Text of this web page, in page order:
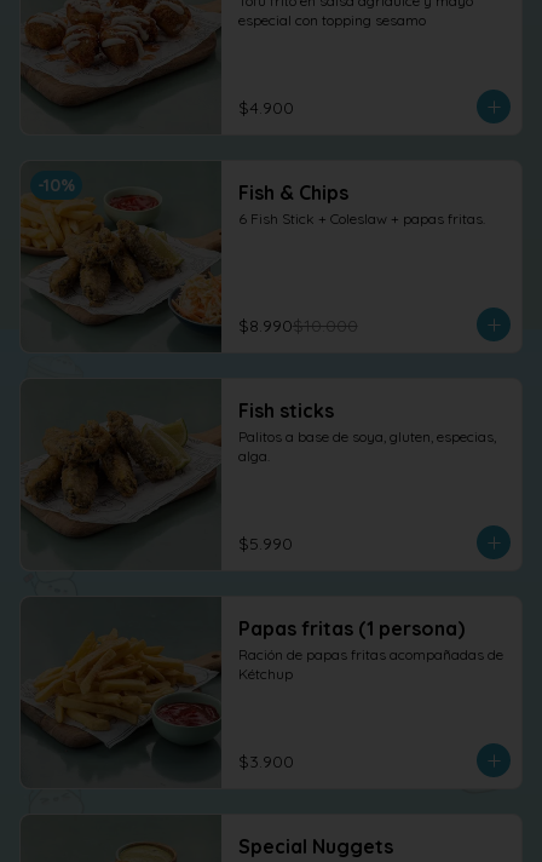
especial con topping sesamo
$4.900
-10% Fish & Chips
6 Fish Stick + Coleslaw + papas fritas.
$8.990$10.000
Fish sticks
Palitos a base de soya, gluten, especias,
alga.
$5.990
Papas fritas (1 persona)
Ración de papas fritas acompañadas de
Kétchup
$3.900
Special Nuggets